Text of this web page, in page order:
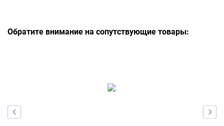
Обратите внимание на сопутствующие товары: